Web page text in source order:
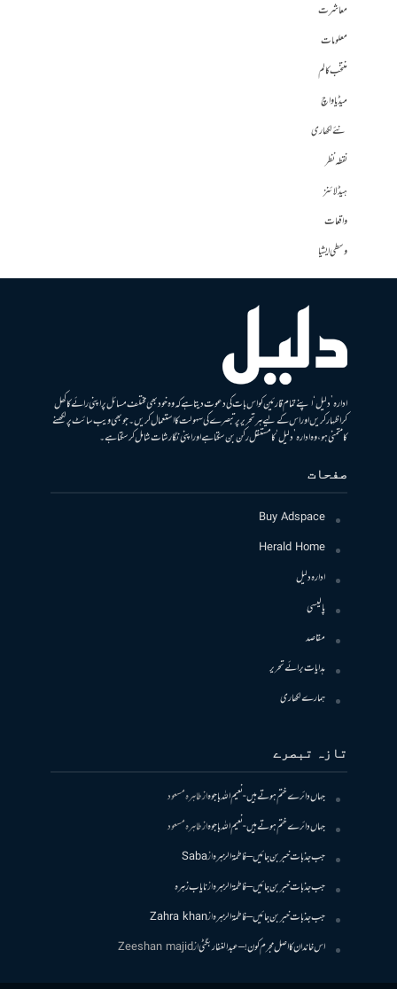
معاشرت
معلومات
منتخب کالم
میڈیا واچ
نئے لکھاری
نقطہ نظر
ہیڈلائنز
واقعات
وسطی ایشیا
ادارہ ’دلیل‘ اپنے تمام قارئین کو اس بات کی دعوت دیتا ہے کہ وہ خود بھی مختلف مسائل پر اپنی رائے کا کھل
کر اظہار کریں اور اس کے لیے ہر تحریر پر تبصرے کی سہولت کا استعمال کریں۔ جو بھی ویب سائٹ پر لکھنے
کا متمنی ہو، وہ ادارہ ’دلیل‘ کا مستقل رکن بن سکتا ہے اور اپنی نگارشات شامل کرسکتا ہے۔
صفحات
Buy Adspace
Herald Home
ادارہ دلیل
پالیسی
مقاصد
ہدایات برائے تحریر
ہمارے لکھاری
تازہ تبصرے
جہاں دائرے ختم ہوتے ہیں- نعیم اللہ باجوہازطاہرہ مسعود
جہاں دائرے ختم ہوتے ہیں- نعیم اللہ باجوہازطاہرہ مسعود
جب جذبات خبر بن جائیں – فاطمۃالزہرہازSaba
جب جذبات خبر بن جائیں – فاطمۃالزہرہازنایاب زہرہ
جب جذبات خبر بن جائیں – فاطمۃالزہرہازZahra khan
اس خاندان کا اصل مجرم کون! – عبدالغفار بگٹیازZeeshan majid